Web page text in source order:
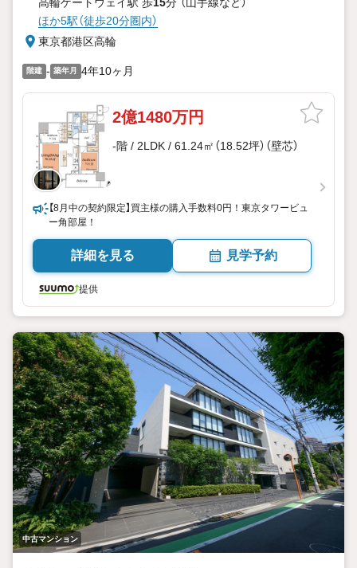
ほか5駅（徒歩20分圏内）
東京都港区高輪
階建 - 築年月 4年10ヶ月
2億1480万円
-階 / 2LDK / 61.24㎡（18.52坪）（壁芯）
【8月中の契約限定】買主様の購入手数料0円！東京タワービュ
ー角部屋！
詳細を見る 見学予約
提供
中古マンション